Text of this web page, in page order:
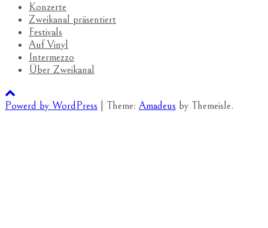
Konzerte
Zweikanal präsentiert
Festivals
Auf Vinyl
Intermezzo
Über Zweikanal
Powerd by WordPress Theme: Amadeus by Themeisle.